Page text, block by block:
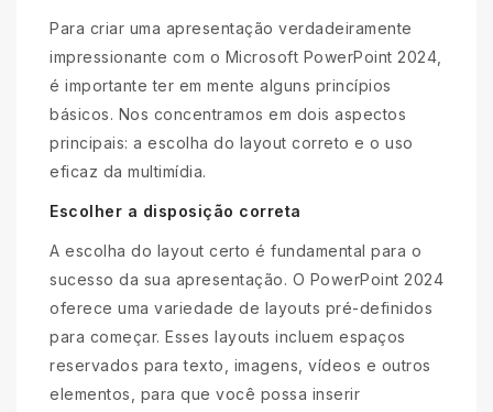
Para criar uma apresentação verdadeiramente
impressionante com o Microsoft PowerPoint 2024,
é importante ter em mente alguns princípios
básicos. Nos concentramos em dois aspectos
principais: a escolha do layout correto e o uso
eficaz da multimídia.
Escolher a disposição correta
A escolha do layout certo é fundamental para o
sucesso da sua apresentação. O PowerPoint 2024
oferece uma variedade de layouts pré-definidos
para começar. Esses layouts incluem espaços
reservados para texto, imagens, vídeos e outros
elementos, para que você possa inserir